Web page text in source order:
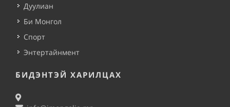
Дуулиан
Би Монгол
Спорт
Энтертайнмент
БИДЭНТЭЙ ХАРИЛЦАХ